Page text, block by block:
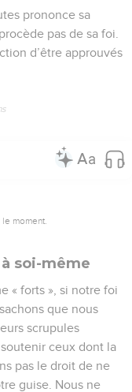
prononce sa
pas de sa foi.
d’être approuvés
moment.
soi-même
« forts », si notre foi
que nous
scrupules
ceux dont la
pas le droit de ne
guise. Nous ne